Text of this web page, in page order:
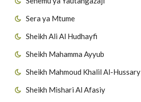
Sera ya Mtume
Sheikh Ali Al Hudhayfi
Sheikh Mahamma Ayyub
Sheikh Mahmoud Khalil Al-Hussary
Sheikh Mishari Al Afasiy